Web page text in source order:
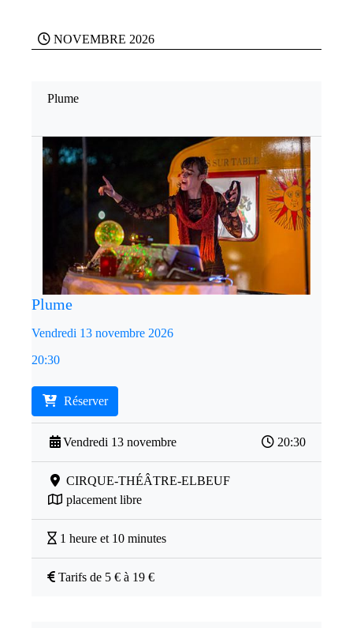
NOVEMBRE 2026
Plume
Plume
Vendredi 13 novembre 2026
20:30
Réserver
Vendredi 13 novembre 20:30
CIRQUE-THÉÂTRE-ELBEUF
placement libre
1 heure et 10 minutes
Tarifs de 5 € à 19 €